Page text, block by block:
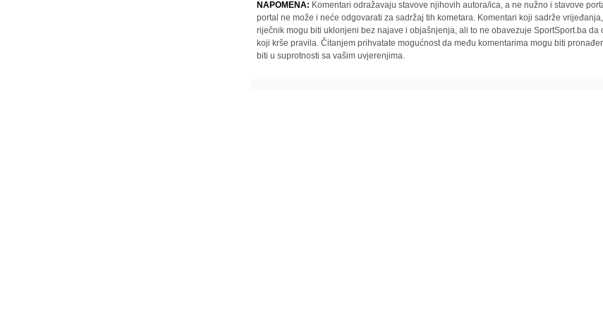
NAPOMENA: Komentari odražavaju stavove njihovih autora/ica, a ne nužno i stavove
portal ne može i neće odgovarati za sadržaj tih kometara. Komentari koji sadrže
riječnik mogu biti uklonjeni bez najave i objašnjenja, ali to ne obavezuje SportSport.ba da
koji krše pravila. Čitanjem prihvatate mogućnost da među komentarima mogu biti
biti u suprotnosti sa vašim uvjerenjima.